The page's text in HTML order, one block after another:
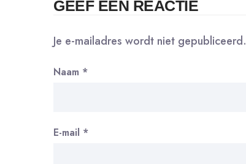
GEEF EEN REACTIE
Je e-mailadres wordt niet gepubliceerd.
Naam *
E-mail *